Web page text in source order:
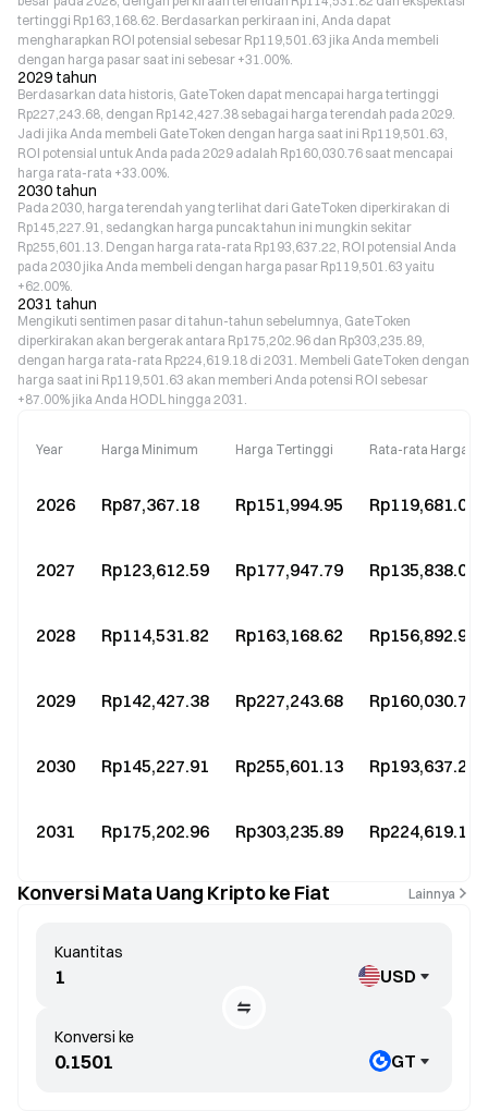
tertinggi Rp163,168.62. Berdasarkan perkiraan ini, Anda dapat
mengharapkan ROI potensial sebesar Rp119,501.63 jika Anda membeli
dengan harga pasar saat ini sebesar +31.00%.
2029 tahun
Berdasarkan data historis, GateToken dapat mencapai harga tertinggi
Rp227,243.68, dengan Rp142,427.38 sebagai harga terendah pada 2029.
Jadi jika Anda membeli GateToken dengan harga saat ini Rp119,501.63,
ROI potensial untuk Anda pada 2029 adalah Rp160,030.76 saat mencapai
harga rata-rata +33.00%.
2030 tahun
Pada 2030, harga terendah yang terlihat dari GateToken diperkirakan di
Rp145,227.91, sedangkan harga puncak tahun ini mungkin sekitar
Rp255,601.13. Dengan harga rata-rata Rp193,637.22, ROI potensial Anda
pada 2030 jika Anda membeli dengan harga pasar Rp119,501.63 yaitu
+62.00%.
2031 tahun
Mengikuti sentimen pasar di tahun-tahun sebelumnya, GateToken
diperkirakan akan bergerak antara Rp175,202.96 dan Rp303,235.89,
dengan harga rata-rata Rp224,619.18 di 2031. Membeli GateToken dengan
harga saat ini Rp119,501.63 akan memberi Anda potensi ROI sebesar
+87.00% jika Anda HODL hingga 2031.
Year Harga Minimum Harga Tertinggi Rata-rata Harga
2026 Rp87,367.18 Rp151,994.95 Rp119,681.06
2027 Rp123,612.59 Rp177,947.79 Rp135,838.01
2028 Rp114,531.82 Rp163,168.62 Rp156,892.9
2029 Rp142,427.38 Rp227,243.68 Rp160,030.76
2030 Rp145,227.91 Rp255,601.13 Rp193,637.22
2031 Rp175,202.96 Rp303,235.89 Rp224,619.18
Konversi Mata Uang Kripto ke Fiat Lainnya
Konversi ke
GT
Kuantitas
USD